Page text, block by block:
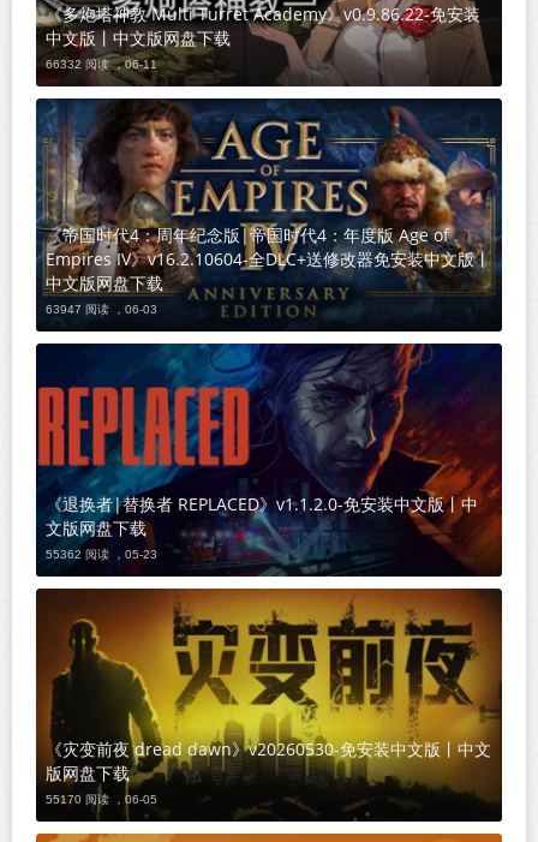
《多炮塔神教 Multi Turret Academy》v0.9.86.22-免安装
中文版丨中文版网盘下载
66332 阅读 ，06-11
《帝国时代4：周年纪念版|帝国时代4：年度版 Age of
Empires IV》v16.2.10604-全DLC+送修改器免安装中文版丨
中文版网盘下载
63947 阅读 ， 06-03
《退换者|替换者 REPLACED》v1.1.2.0-免安装中文版丨中
文版网盘下载
55362 阅读 ， 05-23
《灾变前夜 dread dawn》v20260530-免安装中文版丨中文
版网盘下载
55170 阅读 ， 06-05